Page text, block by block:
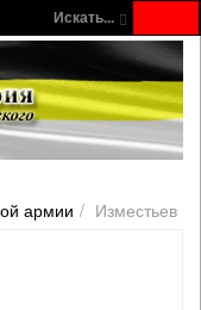
Искать...
армии
Изместьев